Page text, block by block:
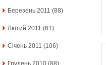
Березень 2011 (88)
Лютий 2011 (61)
Січень 2011 (106)
Грудень 2010 (88)